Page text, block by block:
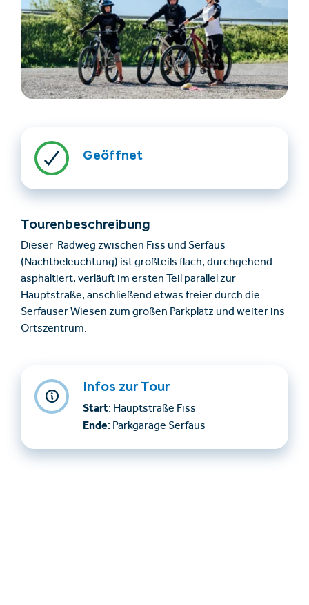
Unterkünfte finden
info@serfaus-fiss-ladis.at
Geöffnet
Tourenbeschreibung
Dieser Radweg zwischen Fiss und Serfaus
(Nachtbeleuchtung) ist großteils flach, durchgehend
asphaltiert, verläuft im ersten Teil parallel zur
Hauptstraße, anschließend etwas freier durch die
Serfauser Wiesen zum großen Parkplatz und weiter ins
Ortszentrum.
Infos zur Tour
Start: Hauptstraße Fiss
Ende: Parkgarage Serfaus